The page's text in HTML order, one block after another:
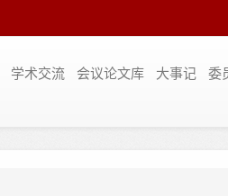
学术交流 会议论文库 大事记
委